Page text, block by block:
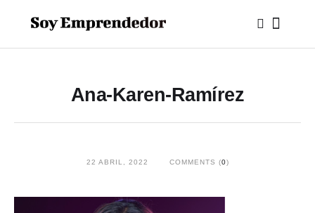
Ana-Karen-Ramírez
22 ABRIL, 2022 COMMENTS (0)